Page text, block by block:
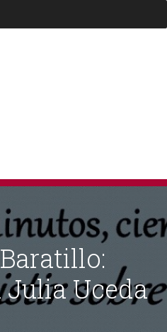
Julia Uceda